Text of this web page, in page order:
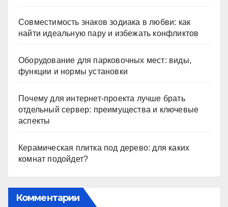
Совместимость знаков зодиака в любви: как
найти идеальную пару и избежать конфликтов
Оборудование для парковочных мест: виды,
функции и нормы установки
Почему для интернет-проекта лучше брать
отдельный сервер: преимущества и ключевые
аспекты
Керамическая плитка под дерево: для каких
комнат подойдет?
Комментарии